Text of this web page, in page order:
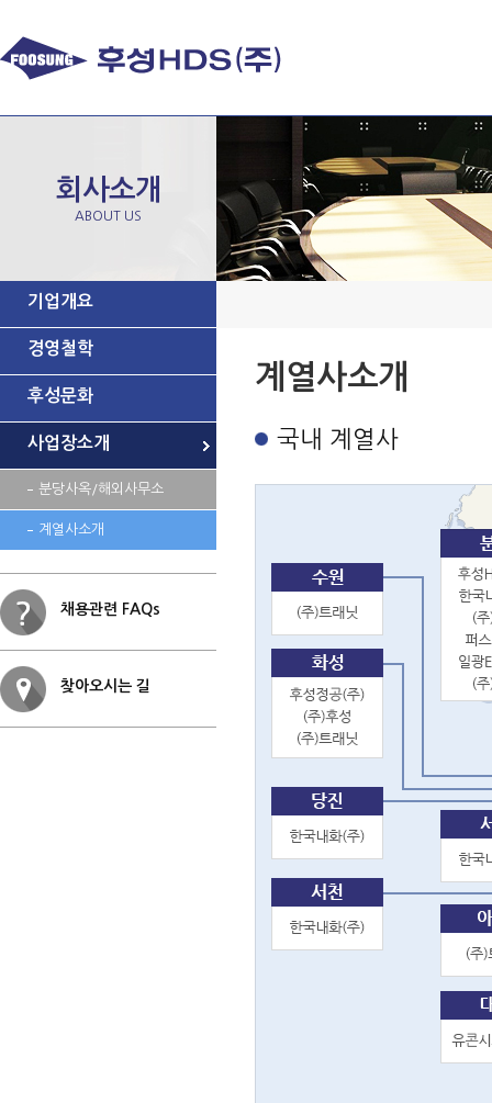
회사소개
ABOUT US
기업개요
경영철학
후성문화
사업장소개
분당사옥/해외사무소
계열사소개
채용관련 FAQs
찾아오시는 길
계열사소개
국내 계열사